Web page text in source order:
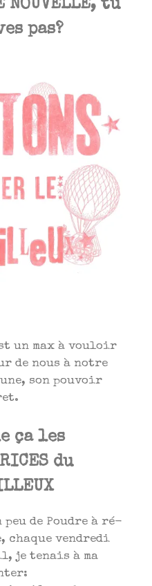
NOUVELLE, tu
pas?
un max à vouloir
de nous à notre
son pouvoir
ça les
du
peu de Poudre à ré-
chaque vendredi
je tenais à ma